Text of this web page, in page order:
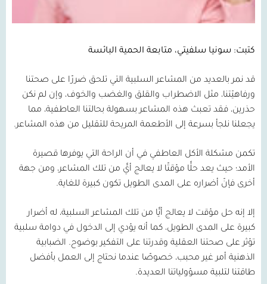
كتبت: سونيا سلفيتي، متابعة الحمية البائسة
قد نمر بالعديد من المشاعر السلبية التي تلحق ضررًا على صحتنا
ورفاهيّتنا، مثل الاضطراب والقلق والغضب والخوف، وإن لم نكن
حذرين، فقد تعبث هذه المشاعر بسهولة بحالتنا العاطفية، مما
يجعلنا نلجأ بسرعة إلى الأطعمة المريحة للتقليل من هذه المشاعر.
تكمن مشكلة الأكل العاطفي في أن الراحة التي يوفرها قصيرة
الأمد؛ حيث يعد حلًّا مؤقتًا لا يعالج أيًّ من تلك المشاعر، ومن جهة
أخرى فإنّ أضراره على المدى الطويل تكون كبيرة للغاية.
إلا إنه حل مؤقت لا يعالج أيًّا من تلك المشاعر السلبية، له أضرار
كبيرة على المدى الطويل، كما أنه يؤدي إلى الدخول في دوامة سلبية
تؤثر على صحتنا العقلية وقدرتنا على التفكير بوضوح. الضبابية
الذهنية أمر غير محبب، خصوصًا عندما نحتاج إلى العمل بأفضل
طاقتنا لتلبية مسؤولياتنا العديدة.